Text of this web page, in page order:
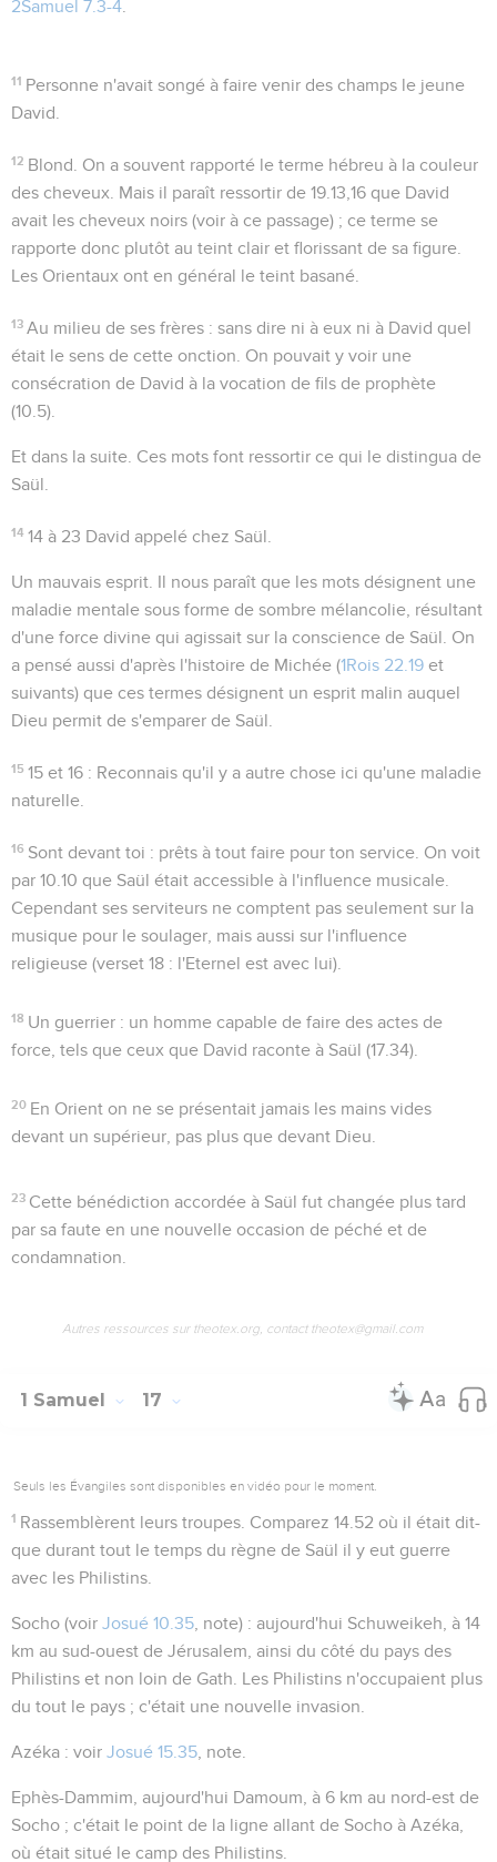
2Samuel 7.3-4
11 Personne n'avait songé à faire venir des champs le jeune
David.
12 Blond . On a souvent rapporté le terme hébreu à la couleur
des cheveux. Mais il paraît ressortir de 19.13,16 que David
avait les cheveux noirs (voir à ce passage) ; ce terme se
rapporte donc plutôt au teint clair et florissant de sa figure.
Les Orientaux ont en général le teint basané.
13 Au milieu de ses frères : sans dire ni à eux ni à David quel
était le sens de cette onction. On pouvait y voir une
consécration de David à la vocation de fils de prophète
(10.5).
Et dans la suite . Ces mots font ressortir ce qui le distingua de
Saül.
14 14 à 23 David appelé chez Saül.
Un mauvais esprit . Il nous paraît que les mots désignent une
maladie mentale sous forme de sombre mélancolie, résultant
d'une force divine qui agissait sur la conscience de Saül. On
a pensé aussi d'après l'histoire de Michée (1Rois 22.19 et
suivants) que ces termes désignent un esprit malin auquel
Dieu permit de s'emparer de Saül.
15 15 et 16 : Reconnais qu'il y a autre chose ici qu'une maladie
naturelle.
16 Sont devant toi : prêts à tout faire pour ton service. On voit
par 10.10 que Saül était accessible à l'influence musicale.
Cependant ses serviteurs ne comptent pas seulement sur la
musique pour le soulager, mais aussi sur l'influence
religieuse (verset 18 : l'Eternel est avec lui).
18 Un guerrier : un homme capable de faire des actes de
force, tels que ceux que David raconte à Saül (17.34).
20 En Orient on ne se présentait jamais les mains vides
devant un supérieur, pas plus que devant Dieu.
23 Cette bénédiction accordée à Saül fut changée plus tard
par sa faute en une nouvelle occasion de péché et de
condamnation.
Autres ressources sur theotex.org, contact theotex@gmail.com
1 Samuel 17
Seuls les Évangiles sont disponibles en vidéo pour le moment.
1 Rassemblèrent leurs troupes . Comparez14.52 où il était dit-
que durant tout le temps du règne de Saül il y eut guerre
avec les Philistins.
Socho (voir Josué 10.35 , note) : aujourd'hui Schuweikeh, à 14
km au sud-ouest de Jérusalem, ainsi du côté du pays des
Philistins et non loin de Gath. Les Philistins n'occupaient plus
du tout le pays ; c'était une nouvelle invasion.
Azéka : voir Josué 15.35 , note.
Ephès-Dammim , aujourd'hui Damoum, à 6 km au nord-est de
Socho ; c'était le point de la ligne allant de Socho à Azéka,
où était situé le camp des Philistins.